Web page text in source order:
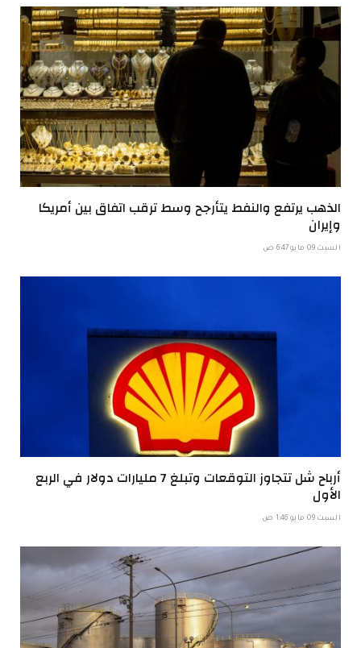
الذهب يرتفع والنفط يتأرجح وسط ترقب اتفاق بين أمريكا
وإيران
السبت 09 مايو 6:47 ص
أرباح شل تتجاوز التوقعات وتبلغ 7 مليارات دولار في الربع
الأول
السبت 09 مايو 1:46 ص